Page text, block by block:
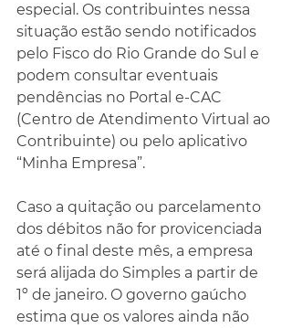
especial. Os contribuintes nessa
situação estão sendo notificados
pelo Fisco do Rio Grande do Sul e
podem consultar eventuais
pendências no Portal e-CAC
(Centro de Atendimento Virtual ao
Contribuinte) ou pelo aplicativo
“Minha Empresa”.
Caso a quitação ou parcelamento
dos débitos não for provicenciada
até o final deste mês, a empresa
será alijada do Simples a partir de
1º de janeiro. O governo gaúcho
estima que os valores ainda não